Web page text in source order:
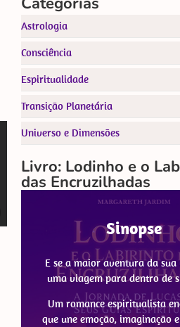
Astrologia
Consciência
Espiritualidade
Transição Planetária
Universo e Dimensões
Livro: Lodinho e o
das Encruzilhadas
Sinopse
E se a maior aventura da sua
uma viagem para dentro de
Um romance espiritualista
que une emoção, imaginação